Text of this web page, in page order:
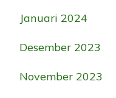
Januari 2024
Desember 2023
November 2023